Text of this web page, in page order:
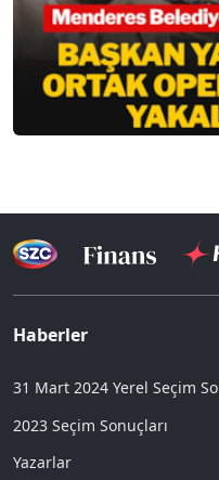
Haberler
31 Mart 2024 Yerel Seçim
2023 Seçim Sonuçları
Yazarlar